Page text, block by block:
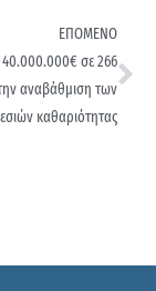
ΕΠΟΜΕΝΟ
σε 266
αναβάθμιση των
καθαριότητας